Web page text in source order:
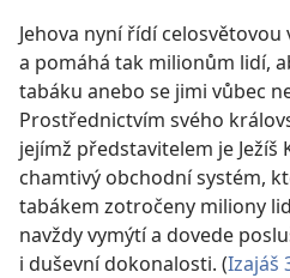
Jehova nyní řídí celosvětovou
a pomáhá tak milionům lidí,
tabáku anebo se jimi vůbec
Prostřednictvím svého
jejímž představitelem je Ježíš
chamtivý obchodní systém,
tabákem zotročeny miliony
navždy vymýtí a dovede
i duševní dokonalosti. (Izajáš